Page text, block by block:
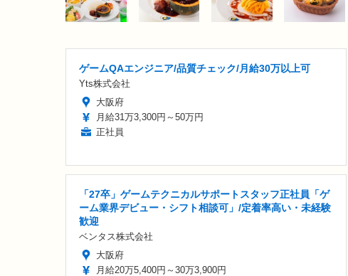
ゲームQAエンジニア/品質チェック/月給30万以上可
Yts株式会社
大阪府
月給31万3,300円～50万円
正社員
「27卒」ゲームテクニカルサポートスタッフ正社員「ゲ
ーム業界デビュー・シフト相談可」/定着率高い・未経験
歓迎
ベンタス株式会社
大阪府
月給20万5,400円～30万3,900円